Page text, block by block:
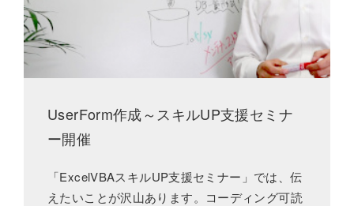
UserForm作成～スキルUP支援セミナ
ー開催
「ExcelVBAスキルUP支援セミナー」では、伝
えたいことが沢山あります。コーディング可読